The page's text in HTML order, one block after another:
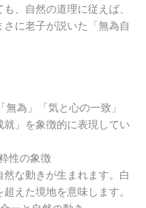
、自然の道理に従えば、
に老子が説いた「無為自
為」「気と心の一致」
就」を象徴的に表現してい
性の象徴
な動きが生まれます。白
えた境地を意味します。